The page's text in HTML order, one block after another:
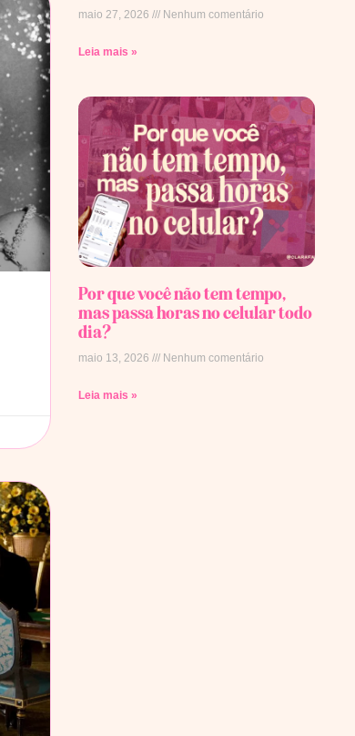
maio 27, 2026 Nenhum comentário
Leia mais »
Por que você não tem tempo,
mas passa horas no celular todo
dia?
maio 13, 2026 Nenhum comentário
Leia mais »